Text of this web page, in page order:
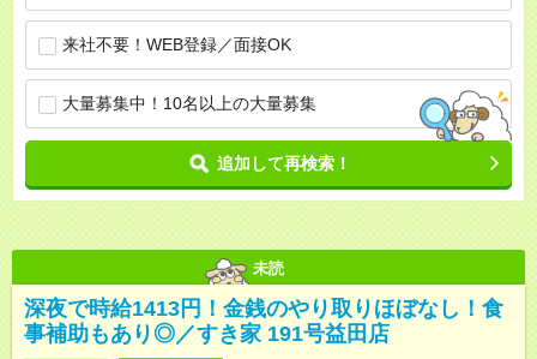
来社不要！WEB登録／面接OK
大量募集中！10名以上の大量募集
追加して再検索！
未読
深夜で時給1413円！金銭のやり取りほぼなし！食
事補助もあり◎／すき家 191号益田店